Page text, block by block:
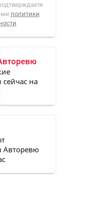
политики
на
Авторевю